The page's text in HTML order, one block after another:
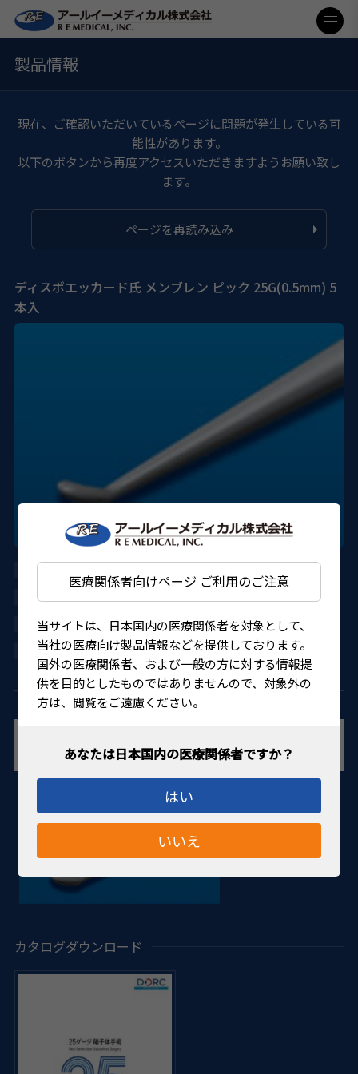
医療関係者向けページ ご利用のご注意
当サイトは、日本国内の医療関係者を対象として、
当社の医療向け製品情報などを提供しております。
国外の医療関係者、および一般の方に対する情報提
供を目的としたものではありませんので、対象外の
方は、閲覧をご遠慮ください。
はい
いいえ
製品情報
現在、ご確認いただいているページに問題が発生している可
能性があります。
以下のボタンから再度アクセスいただきますようお願い致し
ます。
ページを再読み込み
ディスポエッカード氏 メンブレン ピック 25G(0.5mm) 5
本入
AU-1292ED-05S
DORC
22000BZX01001000
4580151301240
カタログダウンロード